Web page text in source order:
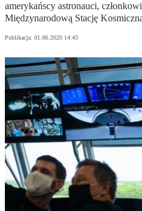
amerykańscy astronauci,
Międzynarodową Stację
Publikacja: 01.06.2020 14:43